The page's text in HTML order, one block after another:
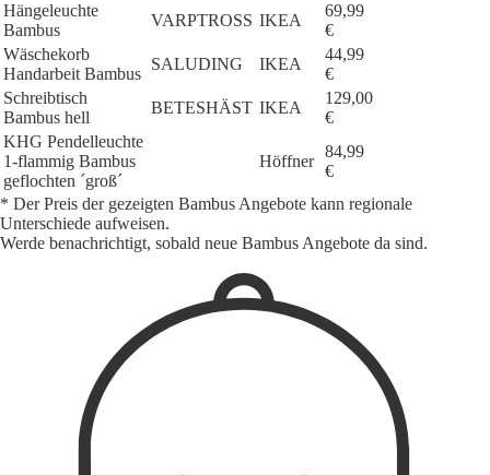
Hängeleuchte
Bambus
VARPTROSS IKEA
69,99
€
Wäschekorb
Handarbeit Bambus
SALUDING IKEA
44,99
€
Schreibtisch
Bambus hell
BETESHÄST IKEA
129,00
€
KHG Pendelleuchte
1-flammig Bambus
geflochten ´groß´
Höffner
84,99
€
* Der Preis der gezeigten Bambus Angebote kann regionale
Unterschiede aufweisen.
Werde benachrichtigt, sobald neue Bambus Angebote da sind.